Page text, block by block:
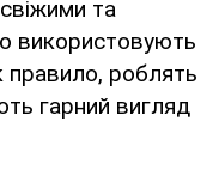
та
використовують
правило, роблять
гарний вигляд